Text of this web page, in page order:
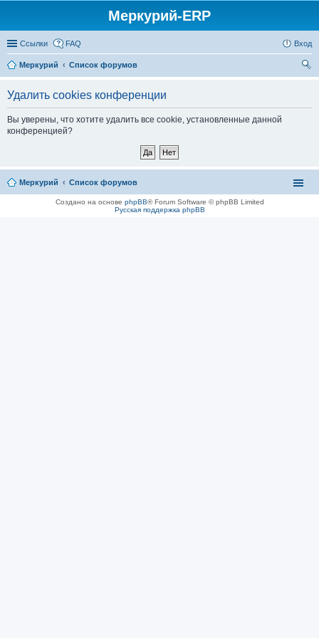
Меркурий-ERP
Ссылки FAQ Вход
Меркурий
Список форумов
Удалить cookies конференции
Вы уверены, что хотите удалить все cookie, установленные данной
конференцией?
Меркурий Список форумов
Создано на основе phpBB® Forum Software © phpBB Limited
Русская поддержка phpBB